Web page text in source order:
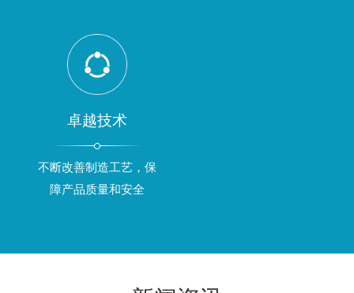
卓越技术
不断改善制造工艺，保
障产品质量和安全